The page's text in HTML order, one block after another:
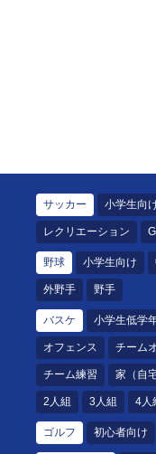
サッカー 小学生向
レクリエーション
野球 小学生向け
外野手 野手
バスケ 小学生低学
オフェンス チーム
チーム練習 家（自
2人組 3人組 4人
ゴルフ 初心者向け